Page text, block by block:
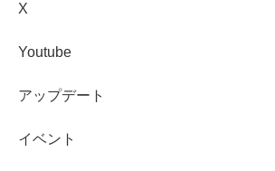
X
Youtube
アップデート
イベント